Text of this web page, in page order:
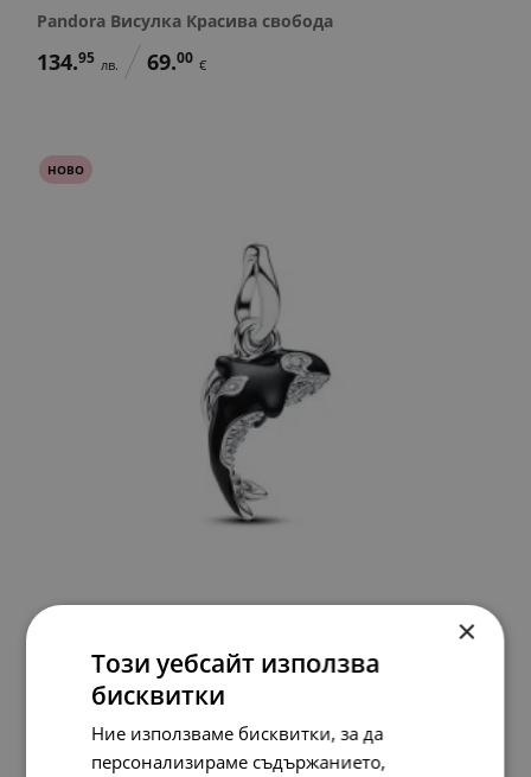
Pandora Висулка Красива свобода
134.95 лв. 69.00 €
НОВО
лв. 69.00 €
×
Този уебсайт използва
бисквитки
Ние използваме бисквитки, за да
персонализираме съдържанието,